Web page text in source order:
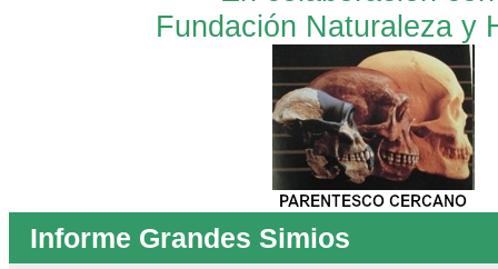
Fundación Naturaleza y
Informe Grandes Simios